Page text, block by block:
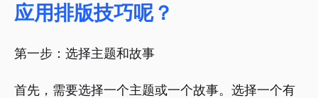
应用排版技巧呢？
第一步：选择主题和故事
首先，需要选择一个主题或一个故事。选择一个有